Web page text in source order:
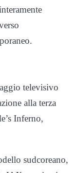
televisivo
alla terza
Inferno,
sudcoreano,